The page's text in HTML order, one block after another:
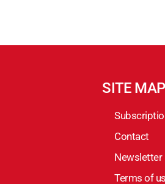
SITE MAP
Contact
Newsletter
Terms of